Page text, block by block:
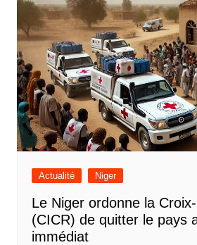
Actualité Niger
Le Niger ordonne la
(CICR) de quitter le pays
immédiat